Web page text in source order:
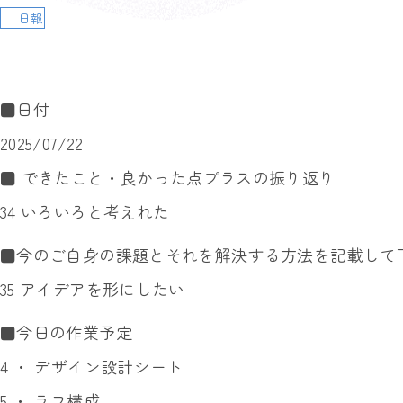
日報
■日付
2025/07/22
■ できたこと・良かった点プラスの振り返り
34 いろいろと考えれた
■今のご自身の課題とそれを解決する方法を記載して
35 アイデアを形にしたい
■今日の作業予定
4 ・ デザイン設計シート